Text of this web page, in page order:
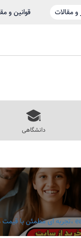
و مقالات قوانین و
دانشگاهی